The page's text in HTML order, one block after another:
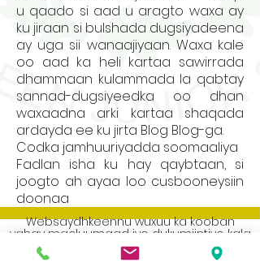
u qaado si aad u aragto waxa ay
ku jiraan si bulshada dugsiyadeena
ay uga sii wanaajiyaan. Waxa kale
oo aad ka heli kartaa sawirrada
dhammaan kulammada la qabtay
sannad-dugsiyeedka oo dhan
waxaadna arki kartaa shaqada
ardayda ee ku jirta Blog Blog-ga.
Codka jamhuuriyadda soomaaliya
Fadlan isha ku hay qaybtaan, si
joogto ah ayaa loo cusbooneysiin
doonaa
Websaydhkeennu wuxuu ka kooban
yahay macluumaad iyo dukumiintiyo kala
duwan, haddii aad u baahan tahay nuqul
warqad ah oo mid ka mid ah fadlan la